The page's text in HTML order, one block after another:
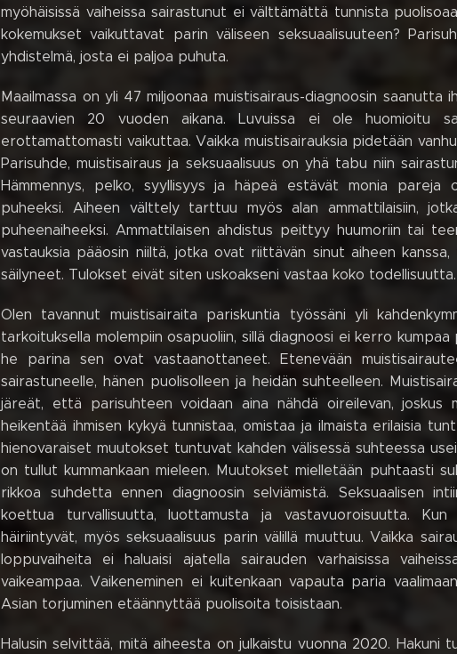
myöhäisissä vaiheissa sairastunut ei välttämättä tunnista
kokemukset vaikuttavat parin väliseen seksuaalisuuteen?
yhdistelmä, josta ei paljoa puhuta.
Maailmassa on yli 47 miljoonaa muistisairaus-diagnoosin saanutta
seuraavien 20 vuoden aikana. Luvuissa ei ole huomioitu
erottamattomasti vaikuttaa. Vaikka muistisairauksia pidetään
Parisuhde, muistisairaus ja seksuaalisuus on yhä tabu niin
Hämmennys, pelko, syyllisyys ja häpeä estävät monia pareja
puheeksi. Aiheen välttely tarttuu myös alan ammattilaisiin,
puheenaiheeksi. Ammattilaisen ahdistus peittyy huumoriin tai
vastauksia pääosin niiltä, jotka ovat riittävän sinut aiheen
säilyneet. Tulokset eivät siten uskoakseni vastaa koko todellisuutta.
Olen tavannut muistisairaita pariskuntia työssäni yli
tarkoituksella molempiin osapuoliin, sillä diagnoosi ei kerro
he parina sen ovat vastaanottaneet. Etenevään
sairastuneelle, hänen puolisolleen ja heidän suhteelleen.
järeät, että parisuhteen voidaan aina nähdä oireilevan, joskus
heikentää ihmisen kykyä tunnistaa, omistaa ja ilmaista erilaisia
hienovaraiset muutokset tuntuvat kahden välisessä suhteessa
on tullut kummankaan mieleen. Muutokset mielletään puhtaasti
rikkoa suhdetta ennen diagnoosin selviämistä. Seksuaalisen
koettua turvallisuutta, luottamusta ja vastavuoroisuutta.
häiriintyvät, myös seksuaalisuus parin välillä muuttuu. Vaikka
loppuvaiheita ei haluaisi ajatella sairauden varhaisissa
vaikeampaa. Vaikeneminen ei kuitenkaan vapauta paria
Asian torjuminen etäännyttää puolisoita toisistaan.
Halusin selvittää, mitä aiheesta on julkaistu vuonna 2020. Hakuni